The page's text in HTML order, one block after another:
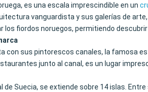
es una escala imprescindible en un
vanguardista y sus galerías de
los fiordos noruegos, permitiendo
con sus pintorescos canales, la famosa
junto al canal, es un lugar
de Suecia, se extiende sobre 14 islas.